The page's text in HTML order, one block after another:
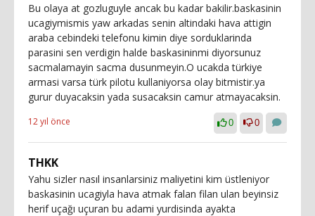
Bu olaya at gozluguyle ancak bu kadar bakilir.baskasinin
ucagiymismis yaw arkadas senin altindaki hava attigin
araba cebindeki telefonu kimin diye sorduklarinda
parasini sen verdigin halde baskasininmi diyorsunuz
sacmalamayin sacma dusunmeyin.O ucakda türkiye
armasi varsa türk pilotu kullaniyorsa olay bitmistir.ya
gurur duyacaksin yada susacaksin camur atmayacaksin.
12 yıl önce 0 0
THKK
Yahu sizler nasıl insanlarsiniz maliyetini kim üstleniyor
baskasinin ucagiyla hava atmak falan filan ulan beyinsiz
herif uçağı uçuran bu adami yurdisinda ayakta